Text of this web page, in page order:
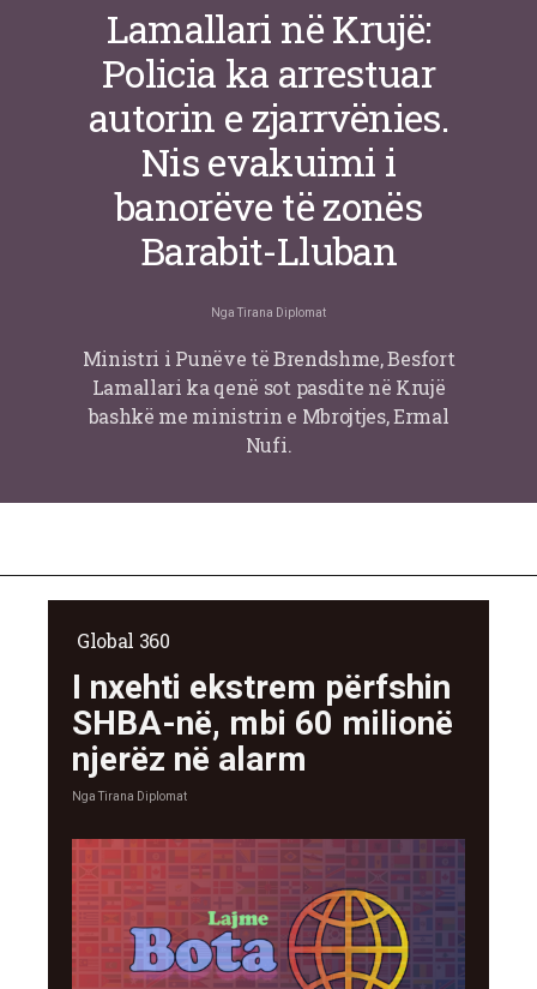
Lamallari në Krujë:
Policia ka arrestuar
autorin e zjarrvënies.
Nis evakuimi i
banorëve të zonës
Barabit-Lluban
Nga Tirana Diplomat
Ministri i Punëve të Brendshme, Besfort
Lamallari ka qenë sot pasdite në Krujë
bashkë me ministrin e Mbrojtjes, Ermal
Nufi.
Global 360
I nxehti ekstrem përfshin
SHBA-në, mbi 60 milionë
njerëz në alarm
NgaTirana Diplomat